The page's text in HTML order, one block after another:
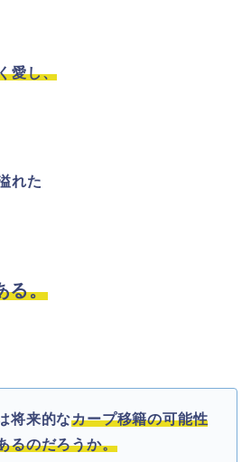
愛し、
れた
る。
将来的なカープ移籍の可能性
るのだろうか。